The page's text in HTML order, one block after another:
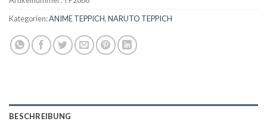
Kategorien:ANIME TEPPICH,NARUTO TEPPICH
BESCHREIBUNG